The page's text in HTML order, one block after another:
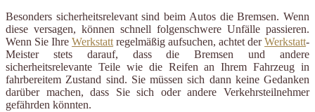
Besonders sicherheitsrelevant sind beim Autos die Bremsen. Wenn
diese versagen, können schnell folgenschwere Unfälle passieren.
Wenn Sie Ihre Werkstatt regelmäßig aufsuchen, achtet derWerkstatt-
Meister stets darauf, dass die Bremsen und andere
sicherheitsrelevante Teile wie die Reifen an Ihrem Fahrzeug in
fahrbereitem Zustand sind. Sie müssen sich dann keine Gedanken
darüber machen, dass Sie sich oder andere Verkehrsteilnehmer
gefährden könnten.